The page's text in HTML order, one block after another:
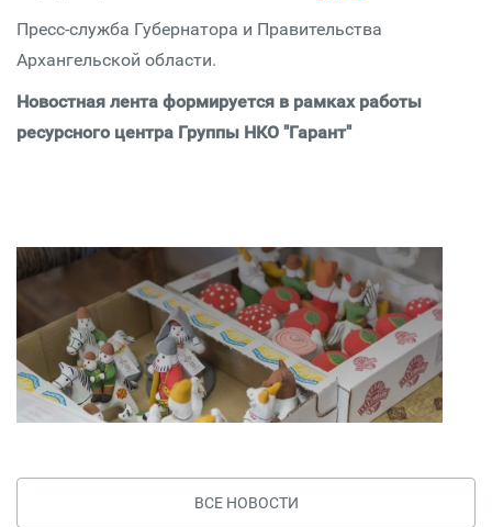
Пресс-служба Губернатора и Правительства
Архангельской области.
Новостная лента формируется в рамках работы
ресурсного центра Группы НКО "Гарант"
ВСЕ НОВОСТИ